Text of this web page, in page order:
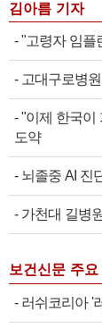
김아름 기자
-"고령자 임플
- 고대구로병
-"이제 한국이
도약
- 뇌졸중 AI 진
- 가천대 길병
보건신문 주요
- 러쉬코리아 '